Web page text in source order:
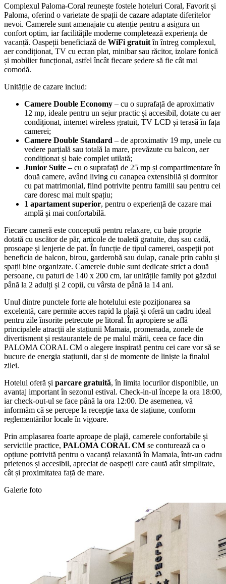
Complexul Paloma-Coral reunește fostele hoteluri Coral, Favorit și
Paloma, oferind o varietate de spații de cazare adaptate diferitelor
nevoi. Camerele sunt amenajate cu atenție pentru a asigura un
confort optim, iar facilitățile moderne completează experiența de
vacanță. Oaspeții beneficiază de WiFi gratuitîn întreg complexul,
aer condiționat, TV cu ecran plat, minibar sau răcitor, izolare fonică
și mobilier funcțional, astfel încât fiecare ședere să fie cât mai
comodă.
Unitățile de cazare includ:
Camere Double Economy – cu o suprafață de aproximativ
12 mp, ideale pentru un sejur practic și accesibil, dotate cu aer
condiționat, internet wireless gratuit, TV LCD și terasă în fața
camerei;
Camere Double Standard – de aproximativ 19 mp, unele cu
vedere parțială sau totală la mare, prevăzute cu balcon, aer
condiționat și baie complet utilată;
Junior Suite – cu o suprafață de 25 mp și compartimentare în
două camere, având living cu canapea extensibilă și dormitor
cu pat matrimonial, fiind potrivite pentru familii sau pentru cei
care doresc mai mult spațiu;
1 apartament superior, pentru o experiență de cazare mai
amplă și mai confortabilă.
Fiecare cameră este concepută pentru relaxare, cu baie proprie
dotată cu uscător de păr, articole de toaletă gratuite, duș sau cadă,
prosoape și lenjerie de pat. În funcție de tipul camerei, oaspeții pot
beneficia de balcon, birou, garderobă sau dulap, canale prin cablu și
spații bine organizate. Camerele duble sunt dedicate strict a două
persoane, cu paturi de 140 x 200 cm, iar unitățile family pot găzdui
până la 2 adulți și 2 copii, cu vârsta de până la 14 ani.
Unul dintre punctele forte ale hotelului este poziționarea sa
excelentă, care permite acces rapid la plajă și oferă un cadru ideal
pentru zile însorite petrecute pe litoral. În apropiere se află
principalele atracții ale stațiunii Mamaia, promenada, zonele de
divertisment și restaurantele de pe malul mării, ceea ce face din
PALOMA CORAL CM o alegere inspirată pentru cei care vor să se
bucure de energia stațiunii, dar și de momente de liniște la finalul
zilei.
Hotelul oferă și parcare gratuită, în limita locurilor disponibile, un
avantaj important în sezonul estival. Check-in-ul începe la ora 18:00,
iar check-out-ul se face până la ora 12:00. De asemenea, vă
informăm că se percepe la recepție taxa de stațiune, conform
reglementărilor locale în vigoare.
Prin amplasarea foarte aproape de plajă, camerele confortabile și
serviciile practice, PALOMA CORAL CM se conturează ca o
opțiune potrivită pentru o vacanță relaxantă în Mamaia, într-un cadru
prietenos și accesibil, apreciat de oaspeții care caută atât simplitate,
cât și proximitatea față de mare.
Galerie foto